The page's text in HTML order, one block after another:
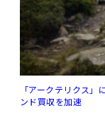
「アークテリクス
ンド買収を加速